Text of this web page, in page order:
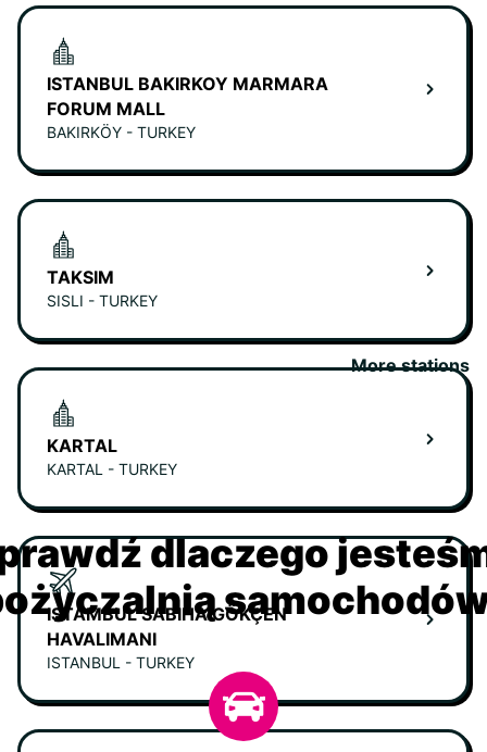
ISTANBUL BAKIRKOY MARMARA
FORUM MALL
BAKIRKÖY - TURKEY
TAKSIM
SISLI - TURKEY
KARTAL
KARTAL - TURKEY
ISTAMBUL SABIHA GÖKÇEN
HAVALIMANI
ISTANBUL - TURKEY
More stations
dlaczego